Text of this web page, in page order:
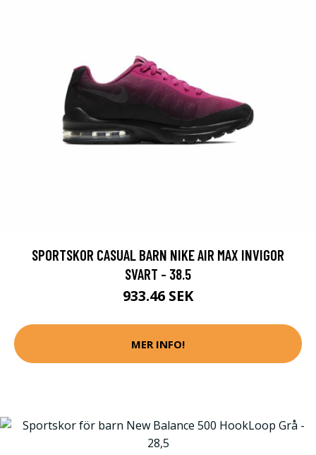
SPORTSKOR CASUAL BARN NIKE AIR MAX INVIGOR
SVART - 38.5
933.46 SEK
MER INFO!